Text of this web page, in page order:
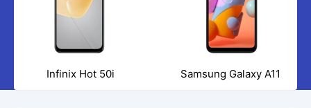
Infinix Hot 50i Samsung Galaxy A11